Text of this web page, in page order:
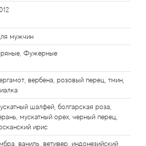
мужчин
Фужерные
вербена, розовый перец, тмин,
шалфей, болгарская роза,
мускатный орех, черный перец,
ирис
ваниль, ветивер, индонезийский